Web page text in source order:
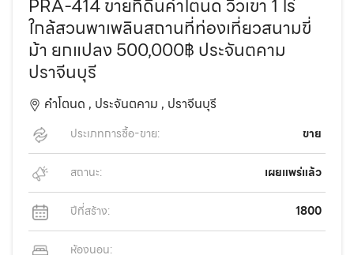
PRA-414 ขายที่ดินคำโตนด วิวเขา 1 ไร่
ใกล้สวนพาเพลินสถานที่ท่องเที่ยวสนามขี่
ม้า ยกแปลง 500,000฿ ประจันตคาม
ปราจีนบุรี
คำโตนด , ประจันตคาม , ปราจีนบุรี
ประเภทการซื้อ-ขาย: ขาย
สถานะ: เผยแพร่แล้ว
ปีที่สร้าง: 1800
ห้องนอน: